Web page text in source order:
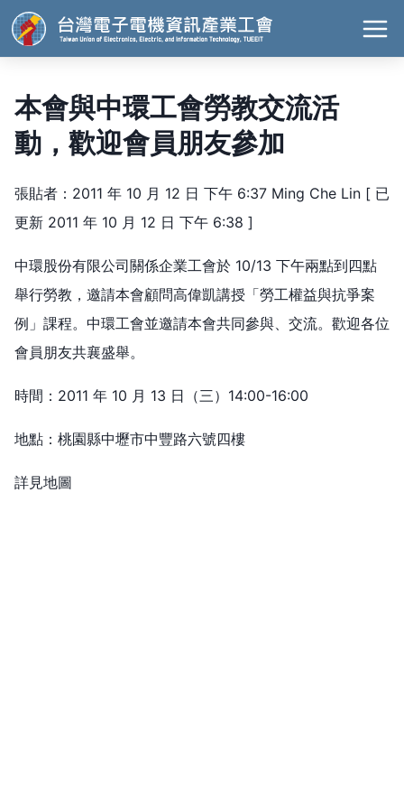
本會與中環工會勞教交流活
動，歡迎會員朋友參加
張貼者：2011 年 10 月 12 日 下午 6:37 Ming Che Lin [ 已
更新 2011 年 10 月 12 日 下午 6:38 ]
中環股份有限公司關係企業工會於 10/13 下午兩點到四點
舉行勞教，邀請本會顧問高偉凱講授「勞工權益與抗爭案
例」課程。中環工會並邀請本會共同參與、交流。歡迎各位
會員朋友共襄盛舉。
時間：2011 年 10 月 13 日（三）14:00-16:00
地點：桃園縣中壢市中豐路六號四樓
詳見地圖